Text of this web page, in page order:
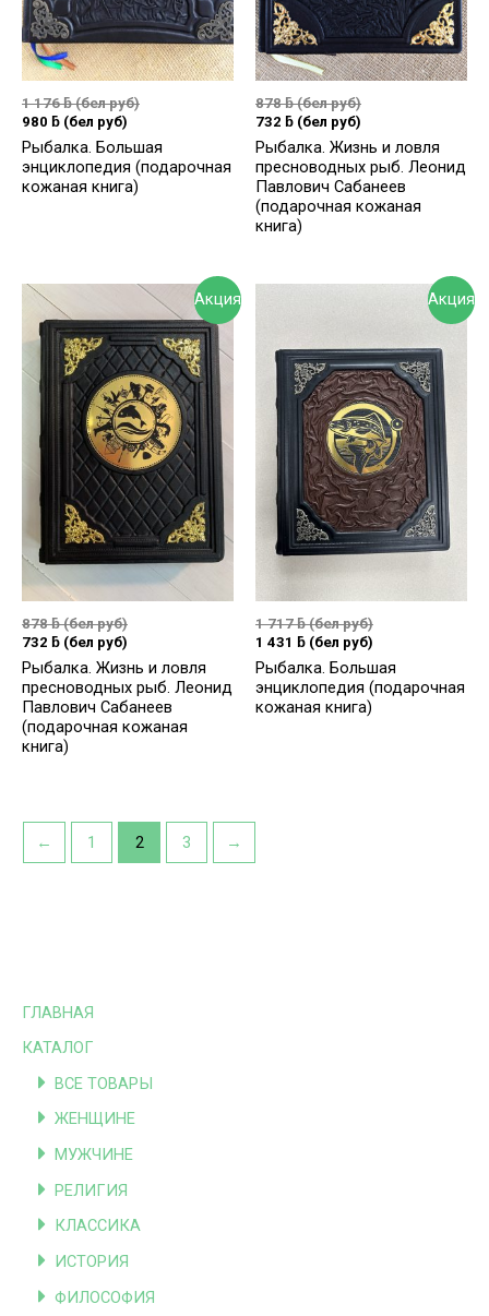
ГЛАВНАЯ
КАТАЛОГ
ВСЕ ТОВАРЫ
ЖЕНЩИНЕ
МУЖЧИНЕ
РЕЛИГИЯ
КЛАССИКА
ИСТОРИЯ
ФИЛОСОФИЯ
1 176ƃ(бел руб)
980 ƃ (бел руб)
Рыбалка. Большая
энциклопедия (подарочная
кожаная книга)
878ƃ(бел руб)
732 ƃ (бел руб)
Рыбалка. Жизнь и ловля
пресноводных рыб. Леонид
Павлович Сабанеев
(подарочная кожаная
книга)
Акция
878ƃ(бел руб)
732 ƃ (бел руб)
Рыбалка. Жизнь и ловля
пресноводных рыб. Леонид
Павлович Сабанеев
(подарочная кожаная
книга)
Акция
1 717ƃ(бел руб)
1 431 ƃ (бел руб)
Рыбалка. Большая
энциклопедия (подарочная
кожаная книга)
← 1 2 3 →